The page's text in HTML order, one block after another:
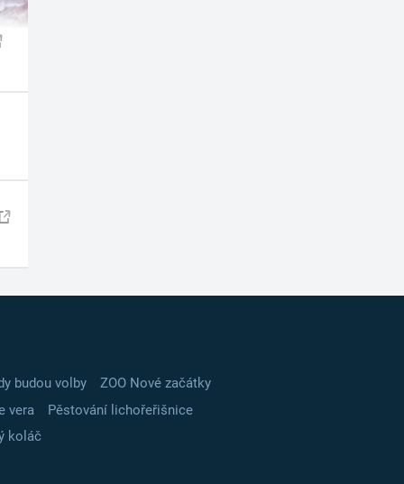
budou volby
ZOO Nové začátky
vera
Pěstování lichořeřišnice
koláč